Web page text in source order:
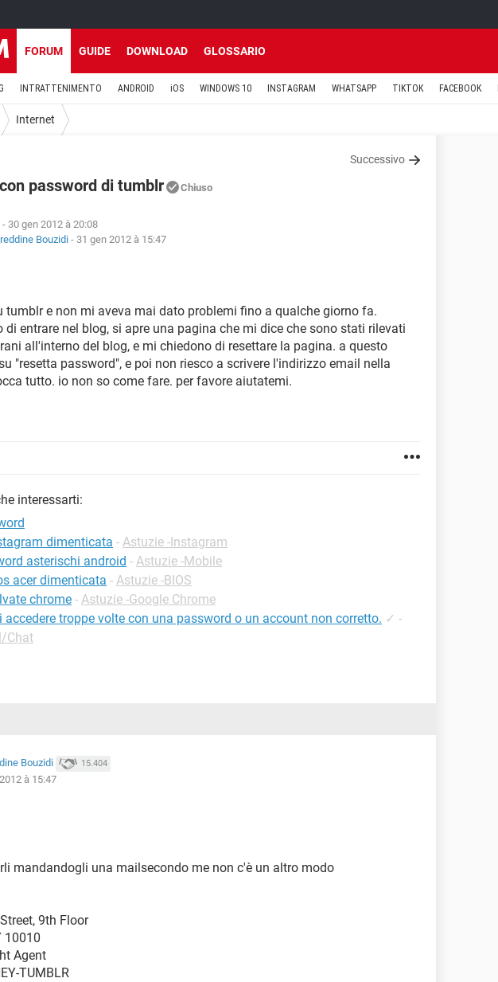
FORUM GUIDE DOWNLOAD GLOSSARIO
INTRATTENIMENTO ANDROID iOS WINDOWS 10 INSTAGRAM WHATSAPP TIKTOK FACEBOOK
Internet
Successivo
password di tumblr Chiuso
- 30 gen 2012 à 20:08
Bouzidi - 31 gen 2012 à 15:47
tumblr e non mi aveva mai dato problemi fino a qualche giorno fa.
di entrare nel blog, si apre una pagina che mi dice che sono stati rilevati
all'interno del blog, e mi chiedono di resettare la pagina. a questo
"resetta password", e poi non riesco a scrivere l'indirizzo email nella
tutto. io non so come fare. per favore aiutatemi.
interessarti:
dimenticata - Astuzie -Instagram
asterischi android - Astuzie -Mobile
acer dimenticata - Astuzie -BIOS
chrome - Astuzie -Google Chrome
accedere troppe volte con una password o un account non corretto. ✓ -
Chat
Bouzidi 15.404
à 15:47
mandandogli una mailsecondo me non c'è un altro modo
9th Floor
10010
Agent
TUMBLR